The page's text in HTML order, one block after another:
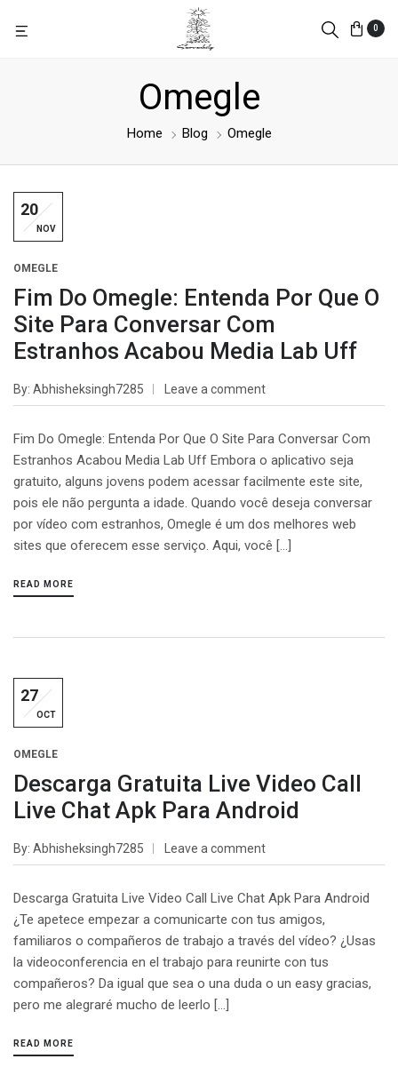
0
Omegle
Home Blog Omegle
20
NOV
OMEGLE
Fim Do Omegle: Entenda Por Que O
Site Para Conversar Com
Estranhos Acabou Media Lab Uff
By Abhisheksingh7285 Leave a comment
Fim Do Omegle: Entenda Por Que O Site Para Conversar Com
Estranhos Acabou Media Lab Uff Embora o aplicativo seja
gratuito, alguns jovens podem acessar facilmente este site,
pois ele não pergunta a idade. Quando você deseja conversar
por vídeo com estranhos, Omegle é um dos melhores web
sites que oferecem esse serviço. Aqui, você […]
READ MORE
27
OCT
OMEGLE
Descarga Gratuita Live Video Call
Live Chat Apk Para Android
By Abhisheksingh7285 Leave a comment
Descarga Gratuita Live Video Call Live Chat Apk Para Android
¿Te apetece empezar a comunicarte con tus amigos,
familiaros o compañeros de trabajo a través del vídeo? ¿Usas
la videoconferencia en el trabajo para reunirte con tus
compañeros? Da igual que sea o una duda o un easy gracias,
pero me alegraré mucho de leerlo […]
READ MORE